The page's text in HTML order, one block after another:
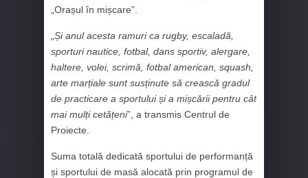
„Orașul în mișcare”.
Și anul acesta ramuri ca rugby, escaladă,
sporturi nautice, fotbal, dans sportiv, alergare,
haltere, volei, scrimă, fotbal american, squash,
arte marțiale sunt susținute să crească gradul
de practicare a sportului și a mișcării pentru cât
mai mulți cetățeni”, a transmis Centrul de
Proiecte.
Suma totală dedicată sportului de performanță
și sportului de masă alocată prin programul de